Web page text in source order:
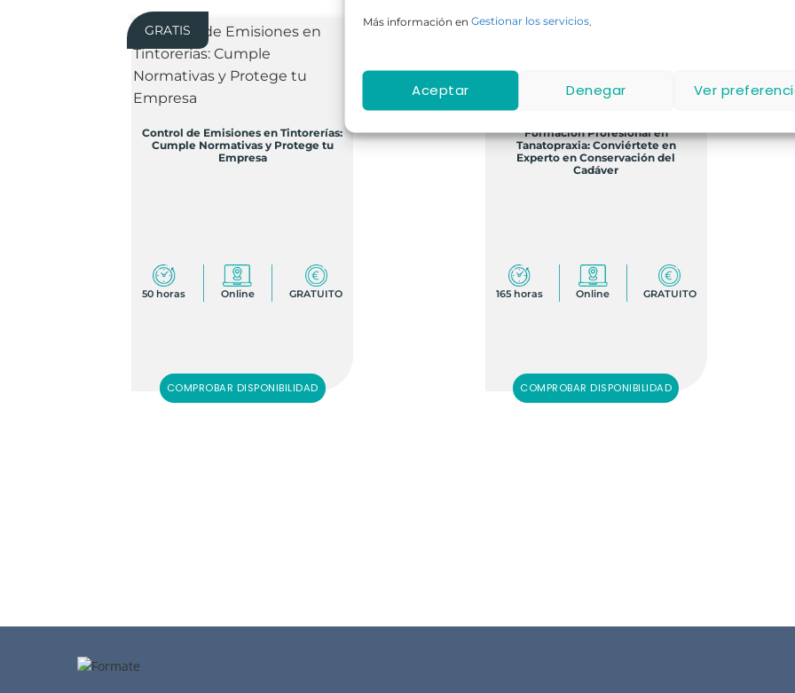
Más información en Gestionar los servicios.
Aceptar Denegar Ver
GRATIS
Control de Emisiones en Tintorerías:
Cumple Normativas y Protege tu
Empresa
50 horas Online GRATUITO
COMPROBAR DISPONIBILIDAD
GRATIS
Formación Profesional en
Tanatopraxia: Conviértete en
Experto en Conservación del
Cadáver
165 horas Online GRATUITO
COMPROBAR DISPONIBILIDAD